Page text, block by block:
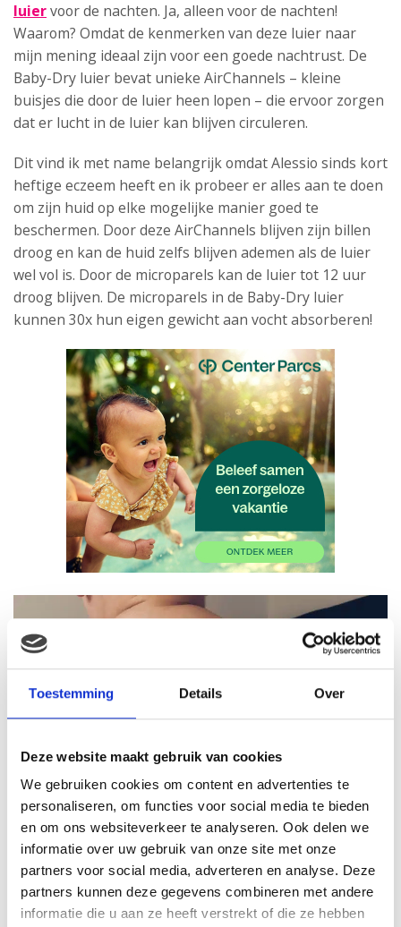
Toestemming Details Over
Deze website maakt gebruik van cookies
We gebruiken cookies om content en advertenties te
personaliseren, om functies voor social media te bieden
en om ons websiteverkeer te analyseren. Ook delen we
informatie over uw gebruik van onze site met onze
partners voor social media, adverteren en analyse. Deze
partners kunnen deze gegevens combineren met andere
informatie die u aan ze heeft verstrekt of die ze hebben
luiervoor de nachten. Ja, alleen voor de nachten!
Waarom? Omdat de kenmerken van deze luier naar
mijn mening ideaal zijn voor een goede nachtrust. De
Baby-Dry luier bevat unieke AirChannels – kleine
buisjes die door de luier heen lopen – die ervoor zorgen
dat er lucht in de luier kan blijven circuleren.
Dit vind ik met name belangrijk omdat Alessio sinds kort
heftige eczeem heeft en ik probeer er alles aan te doen
om zijn huid op elke mogelijke manier goed te
beschermen. Door deze AirChannels blijven zijn billen
droog en kan de huid zelfs blijven ademen als de luier
wel vol is. Door de microparels kan de luier tot 12 uur
droog blijven. De microparels in de Baby-Dry luier
kunnen 30x hun eigen gewicht aan vocht absorberen!